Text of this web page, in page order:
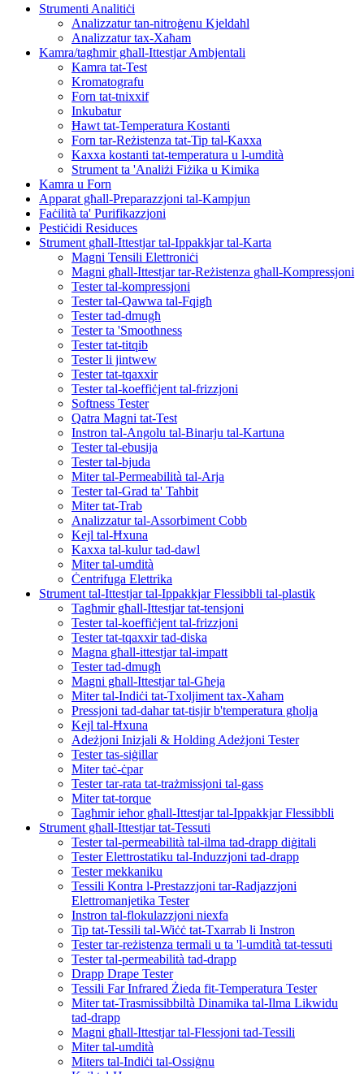
Strumenti Analitiċi
Analizzatur tan-nitroġenu Kjeldahl
Analizzatur tax-Xaħam
Kamra/tagħmir għall-Ittestjar Ambjentali
Kamra tat-Test
Kromatografu
Forn tat-tnixxif
Inkubatur
Ħawt tat-Temperatura Kostanti
Forn tar-Reżistenza tat-Tip tal-Kaxxa
Kaxxa kostanti tat-temperatura u l-umdità
Strument ta 'Analiżi Fiżika u Kimika
Kamra u Forn
Apparat għall-Preparazzjoni tal-Kampjun
Faċilità ta' Purifikazzjoni
Pestiċidi Residuces
Strument għall-Ittestjar tal-Ippakkjar tal-Karta
Magni Tensili Elettroniċi
Magni għall-Ittestjar tar-Reżistenza għall-Kompressjoni
Tester tal-kompressjoni
Tester tal-Qawwa tal-Fqigħ
Tester tad-dmugħ
Tester ta 'Smoothness
Tester tat-titqib
Tester li jintwew
Tester tat-tqaxxir
Tester tal-koeffiċjent tal-frizzjoni
Softness Tester
Qatra Magni tat-Test
Instron tal-Angolu tal-Binarju tal-Kartuna
Tester tal-ebusija
Tester tal-bjuda
Miter tal-Permeabilità tal-Arja
Tester tal-Grad ta' Taħbit
Miter tat-Trab
Analizzatur tal-Assorbiment Cobb
Kejl tal-Ħxuna
Kaxxa tal-kulur tad-dawl
Miter tal-umdità
Ċentrifuga Elettrika
Strument tal-Ittestjar tal-Ippakkjar Flessibbli tal-plastik
Tagħmir għall-Ittestjar tat-tensjoni
Tester tal-koeffiċjent tal-frizzjoni
Tester tat-tqaxxir tad-diska
Magna għall-ittestjar tal-impatt
Tester tad-dmugħ
Magni għall-Ittestjar tal-Għeja
Miter tal-Indiċi tat-Txoljiment tax-Xaħam
Pressjoni tad-dahar tat-tisjir b'temperatura għolja
Kejl tal-Ħxuna
Adeżjoni Inizjali & Holding Adeżjoni Tester
Tester tas-siġillar
Miter taċ-ċpar
Tester tar-rata tat-trażmissjoni tal-gass
Miter tat-torque
Tagħmir ieħor għall-Ittestjar tal-Ippakkjar Flessibbli
Strument għall-Ittestjar tat-Tessuti
Tester tal-permeabilità tal-ilma tad-drapp diġitali
Tester Elettrostatiku tal-Induzzjoni tad-drapp
Tester mekkaniku
Tessili Kontra l-Prestazzjoni tar-Radjazzjoni
Elettromanjetika Tester
Instron tal-flokulazzjoni niexfa
Tip tat-Tessili tal-Wiċċ tat-Txarrab li Instron
Tester tar-reżistenza termali u ta 'l-umdità tat-tessuti
Tester tal-permeabilità tad-drapp
Drapp Drape Tester
Tessili Far Infrared Żieda fit-Temperatura Tester
Miter tat-Trasmissibbiltà Dinamika tal-Ilma Likwidu
tad-drapp
Magni għall-Ittestjar tal-Flessjoni tad-Tessili
Miter tal-umdità
Miters tal-Indiċi tal-Ossiġnu